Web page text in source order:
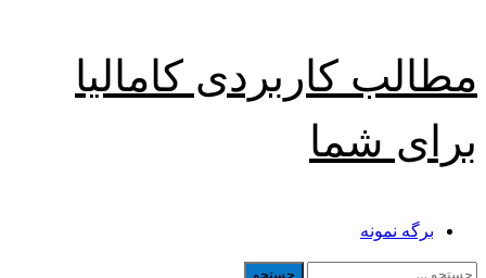
to
content
مطالب کاربردی کامالیا
برای شما
Primaryبرگه نمونه
جستجو